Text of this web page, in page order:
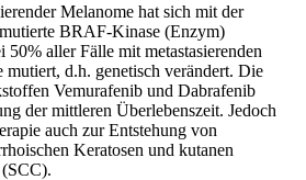
Melanome hat sich mit der
BRAF-Kinase (Enzym)
50% aller Fälle mit metastasierenden
d.h. genetisch verändert. Die
Vemurafenib und Dabrafenib
der mittleren Überlebenszeit. Jedoch
auch zur Entstehung von
Keratosen und kutanen